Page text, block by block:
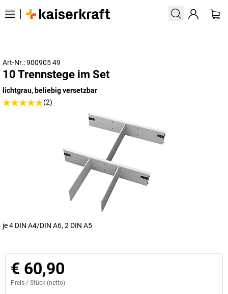
Art-Nr.: 900905 49
10 Trennstege im Set
lichtgrau, beliebig versetzbar
(2)
je 4 DIN A4/DIN A6, 2 DIN A5
€ 60,90
Preis / Stück (netto)